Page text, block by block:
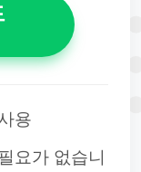
용
요가 없습니